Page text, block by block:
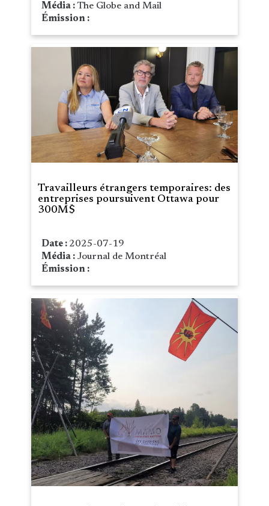
Média :The Globe and Mail
Émission :
Travailleurs étrangers temporaires: des
entreprises poursuivent Ottawa pour
300M$
Date : 2025-07-19
Média : Journal de Montréal
Émission :